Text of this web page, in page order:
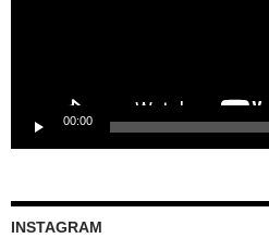
00:00
INSTAGRAM